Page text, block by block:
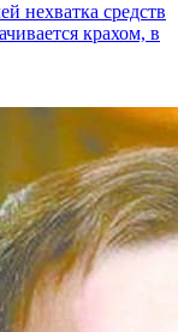
нехватка средств
крахом, в